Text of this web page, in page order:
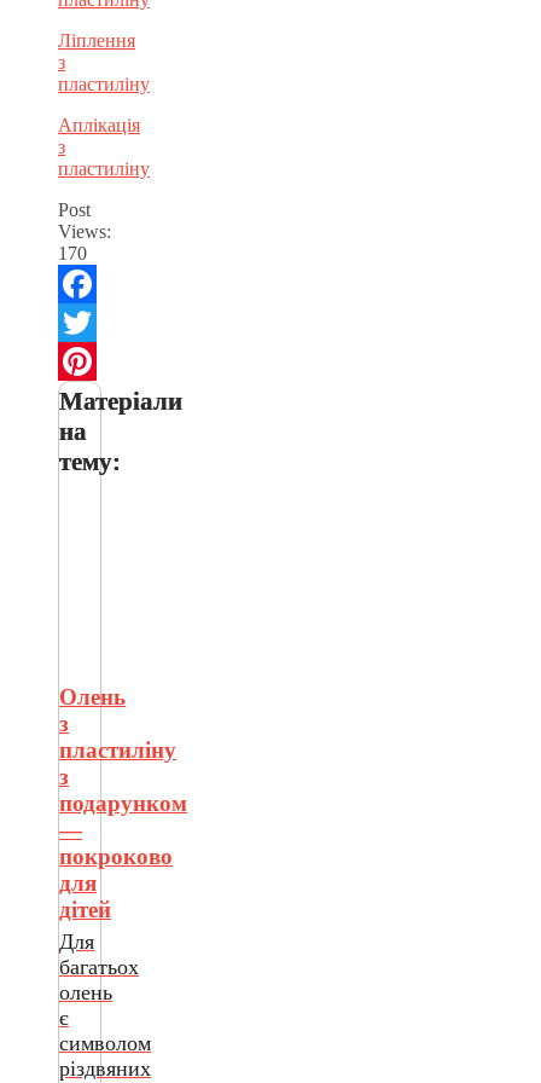
Ліплення
з
пластиліну
Аплікація
з
пластиліну
Post
Views:
170
Facebook
Twitter
Pinterest
Матеріали
на
тему:
Олень
з
пластиліну
з
подарунком
—
покроково
для
дітей
Для
багатьох
олень
є
символом
різдвяних